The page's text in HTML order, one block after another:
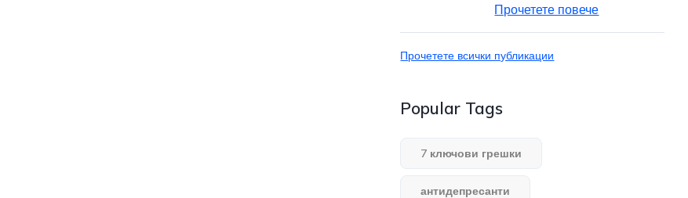
Прочетете повече
Прочетете всички публикации
Popular Tags
7 ключови грешки
антидепресанти